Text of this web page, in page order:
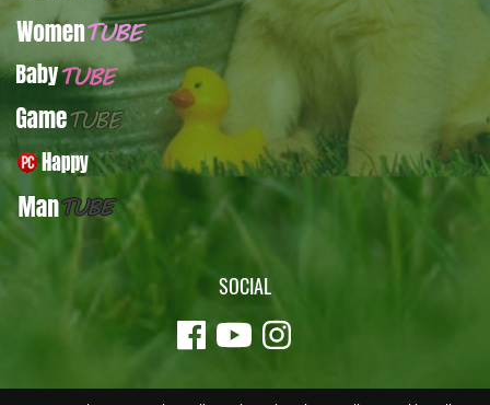
WomenTUBE
BabyTUBE
GameTUBE
PcHappy
SOCIAL